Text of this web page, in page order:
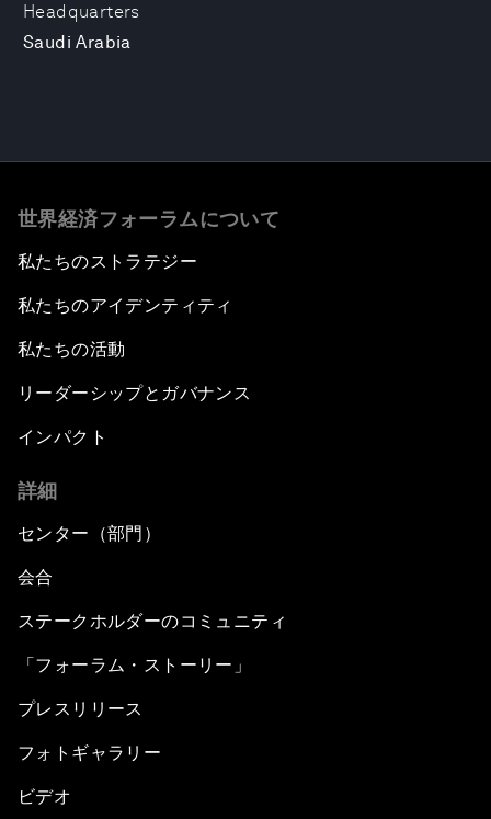
Headquarters
Saudi Arabia
世界経済フォーラムについて
私たちのストラテジー
私たちのアイデンティティ
私たちの活動
リーダーシップとガバナンス
インパクト
詳細
センター（部門）
会合
ステークホルダーのコミュニティ
「フォーラム・ストーリー」
プレスリリース
フォトギャラリー
ビデオ